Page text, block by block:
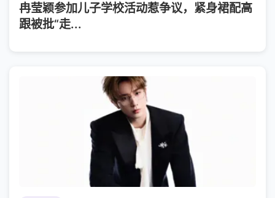
冉莹颖参加儿子学校活动惹争议，紧身裙配高
跟被批“走...